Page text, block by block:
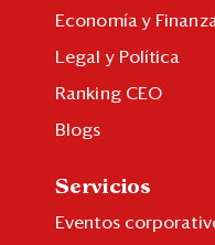
Economía y
Legal y Política
Ranking CEO
Blogs
Servicios
Eventos